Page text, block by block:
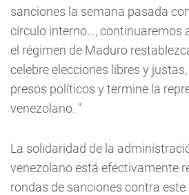
sanciones la semana pasada
círculo interno…, continuaremos
el régimen de Maduro
celebre elecciones libres y
presos políticos y termine la
venezolano. "
La solidaridad de la
venezolano está efectivamente
rondas de sanciones contra este